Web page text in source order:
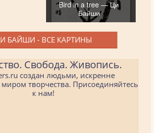
Bird in a tree — Ци
Байши
БАЙШИ - ВСЕ КАРТИНЫ
Свобода. Живопись.
создан людьми, искренне
творчества. Присоединяйтесь
к нам!